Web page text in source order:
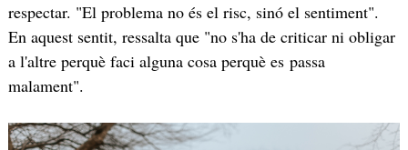
respectar. "El problema no és el risc, sinó el sentiment".
En aquest sentit, ressalta que "no s'ha de criticar ni obligar
a l'altre perquè faci alguna cosa perquè es passa
malament".